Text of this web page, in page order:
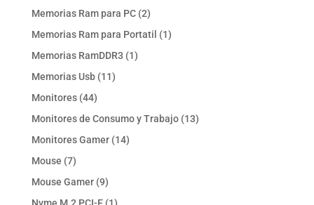
producto
Memorias Ram para PC 22
productos
Memorias Ram para Portatil 11
Memorias RamDDR3 11
Memorias Usb 1111
Monitores 4444
productos
Monitores de Consumo y Trabajo 1313
Monitores Gamer 1414
Mouse 77
productos
Mouse Gamer 99
productos
1